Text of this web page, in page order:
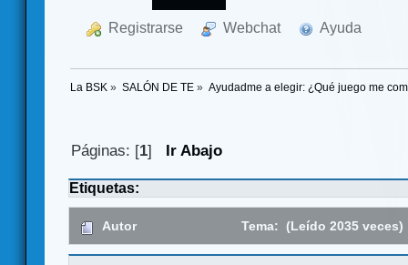
Registrarse Webchat Ayuda
La BSK » SALÓN DE TE » Ayudadme a elegir: ¿Qué juego me
Páginas: [1] Ir Abajo
Etiquetas:
Autor Tema: (Leído 2035 veces)